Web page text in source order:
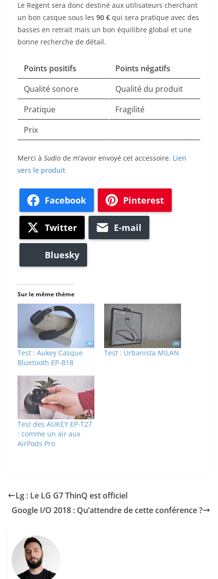
Le Regent sera donc destiné aux utilisateurs cherchant
un bon casque sous les 90 € qui sera pratique avec des
basses en retrait mais un bon équilibre global et une
bonne recherche de détail.
Points positifs
Points négatifs
Qualité sonore
Qualité du produit
Pratique
Fragilité
Prix
Merci à Sudio de m’avoir envoyé cet accessoire. Lien
vers le produit
Facebook Pinterest
Twitter E-mail
Bluesky
Sur le même thème
Test : Aukey Casque
Bluetooth EP-B18
Test : Urbanista MILAN
Test des AUKEY EP-T27
: comme un air aux
AirPods Pro
Lg : Le LG G7 ThinQ est officiel
Google I/O 2018 : Qu’attendre de cette conférence ?